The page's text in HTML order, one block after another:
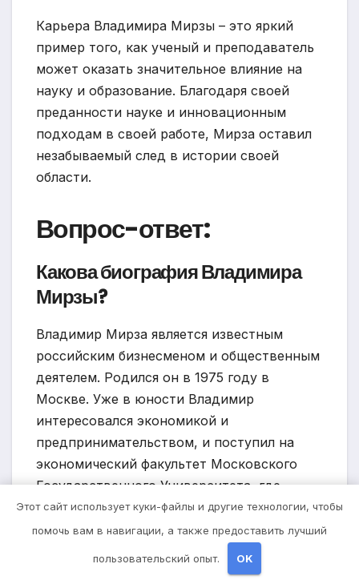
Карьера Владимира Мирзы – это яркий
пример того, как ученый и преподаватель
может оказать значительное влияние на
науку и образование. Благодаря своей
преданности науке и инновационным
подходам в своей работе, Мирза оставил
незабываемый след в истории своей
области.
Вопрос-ответ:
Какова биография Владимира
Мирзы?
Владимир Мирза является известным
российским бизнесменом и общественным
деятелем. Родился он в 1975 году в
Москве. Уже в юности Владимир
интересовался экономикой и
предпринимательством, и поступил на
экономический факультет Московского
Государственного Университета, где
получил высшее образование.
Какие достижения Владимира
Этот сайт использует куки-файлы и другие технологии, чтобы
помочь вам в навигации, а также предоставить лучший
пользовательский опыт. OK